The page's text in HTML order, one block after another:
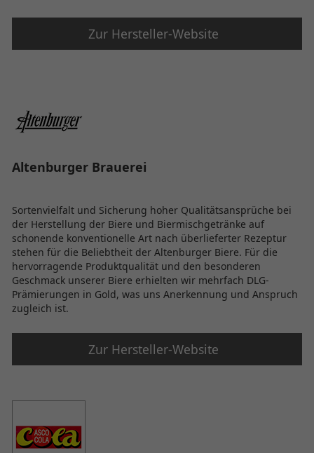
Zur Hersteller-Website
Altenburger Brauerei
Sortenvielfalt und Sicherung hoher Qualitätsansprüche bei
der Herstellung der Biere und Biermischgetränke auf
schonende konventionelle Art nach überlieferter Rezeptur
stehen für die Beliebtheit der Altenburger Biere. Für die
hervorragende Produktqualität und den besonderen
Geschmack unserer Biere erhielten wir mehrfach DLG-
Prämierungen in Gold, was uns Anerkennung und Anspruch
zugleich ist.
Zur Hersteller-Website